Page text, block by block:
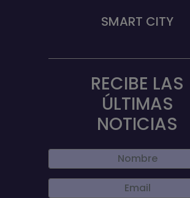
SMART CITY
RECIBE LAS
ÚLTIMAS
NOTICIAS